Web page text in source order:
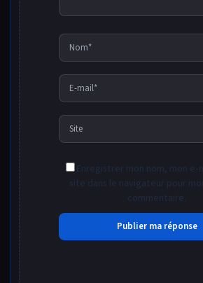
Nom*
E-
mail*
Site
Enregistrer mon nom, mon e-
site dans le navigateur pour
commentaire.